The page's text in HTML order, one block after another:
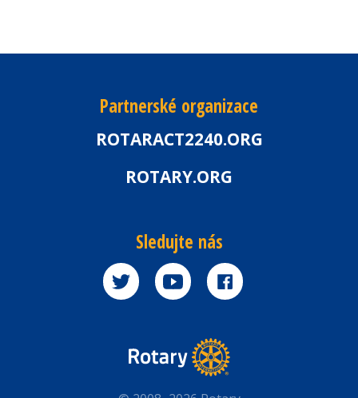
Partnerské organizace
ROTARACT2240.ORG
ROTARY.ORG
Sledujte nás